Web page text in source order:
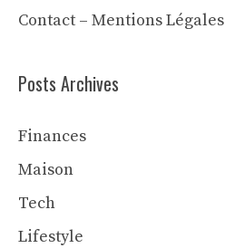
Contact – Mentions Légales
Posts Archives
Finances
Maison
Tech
Lifestyle